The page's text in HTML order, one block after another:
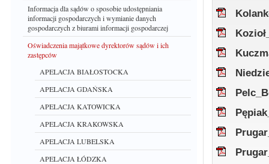
Informacja dla sądów o sposobie udostępniania
informacji gospodarczych i wymianie danych
gospodarczych z biurami informacji gospodarczej
Oświadczenia majątkowe dyrektorów sądów i ich
zastępców
APELACJA BIAŁOSTOCKA
APELACJA GDAŃSKA
APELACJA KATOWICKA
APELACJA KRAKOWSKA
APELACJA LUBELSKA
APELACJA ŁÓDZKA